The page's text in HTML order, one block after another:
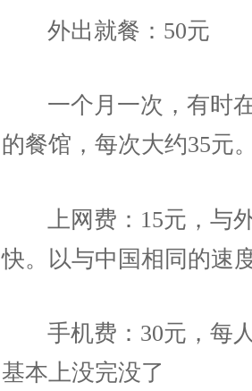
外出就餐：50元
一个月一次，有时
的餐馆，每次大约35元。
上网费：15元，与
快。以与中国相同的速
手机费：30元，每
基本上没完没了